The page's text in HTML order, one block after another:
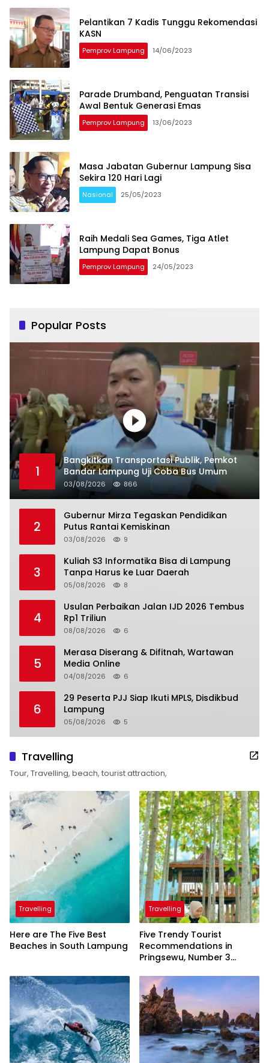
Pelantikan 7 Kadis Tunggu Rekomendasi
KASN
Pemprov Lampung 14/06/2023
Parade Drumband, Penguatan Transisi
Awal Bentuk Generasi Emas
Pemprov Lampung 13/06/2023
Masa Jabatan Gubernur Lampung Sisa
Sekira 120 Hari Lagi
Nasional 25/05/2023
Raih Medali Sea Games, Tiga Atlet
Lampung Dapat Bonus
Pemprov Lampung 24/05/2023
Popular Posts
1
Bangkitkan Transportasi Publik, Pemkot
Bandar Lampung Uji Coba Bus Umum
03/08/2026 866
2
Gubernur Mirza Tegaskan Pendidikan
Putus Rantai Kemiskinan
03/08/2026 9
3
Kuliah S3 Informatika Bisa di Lampung
Tanpa Harus ke Luar Daerah
05/08/2026 8
4
Usulan Perbaikan Jalan IJD 2026 Tembus
Rp1 Triliun
08/08/2026 6
5
Merasa Diserang & Difitnah, Wartawan
Media Online
04/08/2026 6
6
29 Peserta PJJ Siap Ikuti MPLS, Disdikbud
Lampung
05/08/2026 5
Travelling
Tour, Travelling, beach, tourist attraction,
Travelling
Here are The Five Best
Beaches in South Lampung
Travelling
Five Trendy Tourist
Recommendations in
Pringsewu, Number 3
President